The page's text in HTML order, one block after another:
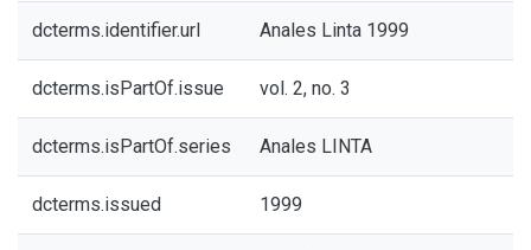
dcterms.identifier.url Anales Linta 1999
dcterms.isPartOf.issue vol. 2, no. 3
dcterms.isPartOf.series Anales LINTA
dcterms.issued 1999